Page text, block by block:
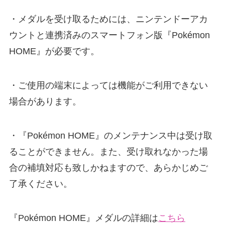
・メダルを受け取るためには、ニンテンドーアカ
ウントと連携済みのスマートフォン版『Pokémon
HOME』が必要です。
・ご使用の端末によっては機能がご利用できない
場合があります。
・『Pokémon HOME』のメンテナンス中は受け取
ることができません。また、受け取れなかった場
合の補填対応も致しかねますので、あらかじめご
了承ください。
『Pokémon HOME』メダルの詳細はこちら